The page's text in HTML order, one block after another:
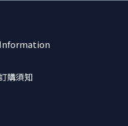
Information
購須知